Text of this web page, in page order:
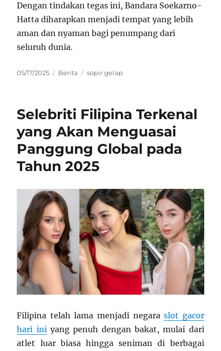
Dengan tindakan tegas ini, Bandara Soekarno-
Hatta diharapkan menjadi tempat yang lebih
aman dan nyaman bagi penumpang dari
seluruh dunia.
Posted
05/17/2025 Categories
Berita Tags
sopir gelap
Selebriti Filipina Terkenal
yang Akan Menguasai
Panggung Global pada
Tahun 2025
Filipina telah lama menjadi negaraslot gacor
hari ini yang penuh dengan bakat, mulai dari
atlet luar biasa hingga seniman di berbagai